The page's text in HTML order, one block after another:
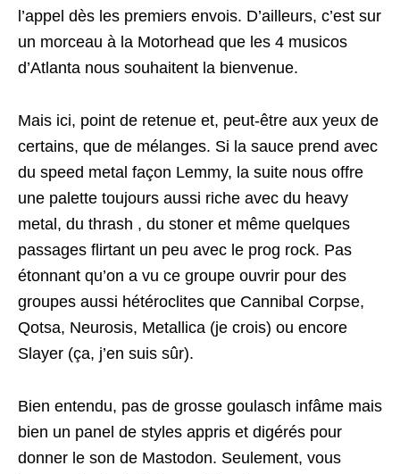
l’appel dès les premiers envois. D’ailleurs, c’est sur
un morceau à la Motorhead que les 4 musicos
d’Atlanta nous souhaitent la bienvenue.
Mais ici, point de retenue et, peut-être aux yeux de
certains, que de mélanges. Si la sauce prend avec
du speed metal façon Lemmy, la suite nous offre
une palette toujours aussi riche avec du heavy
metal, du thrash , du stoner et même quelques
passages flirtant un peu avec le prog rock. Pas
étonnant qu’on a vu ce groupe ouvrir pour des
groupes aussi hétéroclites que Cannibal Corpse,
Qotsa, Neurosis, Metallica (je crois) ou encore
Slayer (ça, j’en suis sûr).
Bien entendu, pas de grosse goulasch infâme mais
bien un panel de styles appris et digérés pour
donner le son de Mastodon. Seulement, vous